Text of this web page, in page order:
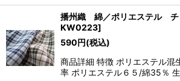
播州織 綿／ポリエステル チ
KW0223]
590円(税込)
商品詳細 特徴 ポリエステル混
率 ポリエステル６５/綿35％